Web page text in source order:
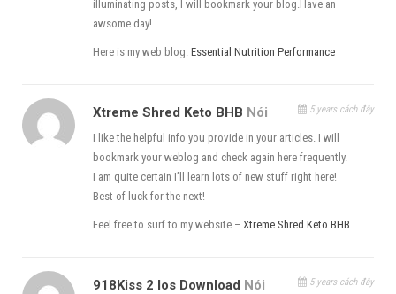
illuminating posts, I will bookmark your blog.Have an
awsome day!
Here is my web blog: Essential Nutrition Performance
Xtreme Shred Keto BHB Nói 5 years cách đây
I like the helpful info you provide in your articles. I will
bookmark your weblog and check again here frequently.
I am quite certain I’ll learn lots of new stuff right here!
Best of luck for the next!
Feel free to surf to my website – Xtreme Shred Keto BHB
918Kiss 2 Ios Download Nói 5 years cách đây